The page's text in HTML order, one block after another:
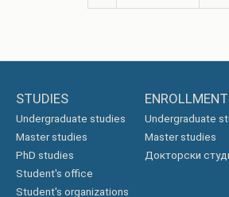
STUDIES
Undergraduate studies
Master studies
PhD studies
Student's office
Student's organizations
ENROLLMENT
Undergraduate
Master studies
Докторски